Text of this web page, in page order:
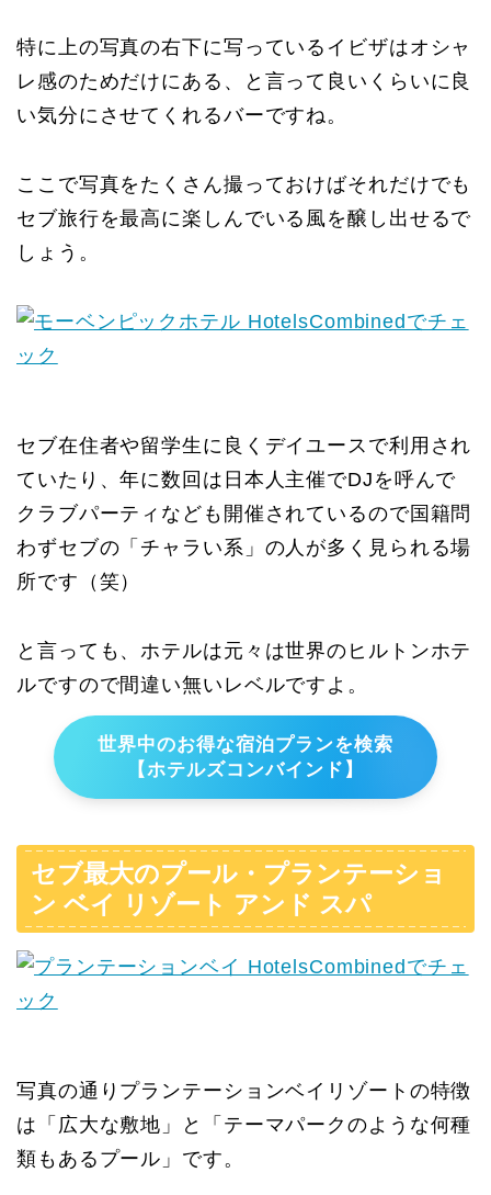
特に上の写真の右下に写っているイビザはオシャ
レ感のためだけにある、と言って良いくらいに良
い気分にさせてくれるバーですね。
ここで写真をたくさん撮っておけばそれだけでも
セブ旅行を最高に楽しんでいる風を醸し出せるで
しょう。
セブ在住者や留学生に良くデイユースで利用され
ていたり、年に数回は日本人主催でDJを呼んで
クラブパーティなども開催されているので国籍問
わずセブの「チャラい系」の人が多く見られる場
所です（笑）
と言っても、ホテルは元々は世界のヒルトンホテ
ルですので間違い無いレベルですよ。
世界中のお得な宿泊プランを検索
【ホテルズコンバインド】
セブ最大のプール・プランテーショ
ン ベイ リゾート アンド スパ
写真の通りプランテーションベイリゾートの特徴
は「広大な敷地」と「テーマパークのような何種
類もあるプール」です。